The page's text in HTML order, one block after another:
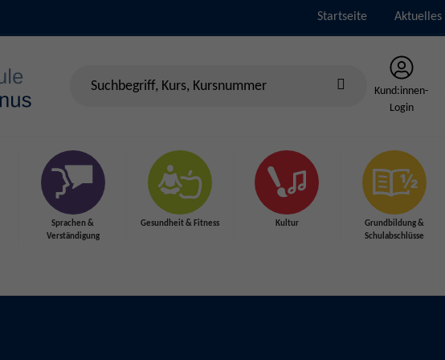
Startseite Aktuelles
Kund:innen-
Login
Sprachen &
Verständigung
Gesundheit & Fitness Kultur
Grundbildung &
Schulabschlüsse